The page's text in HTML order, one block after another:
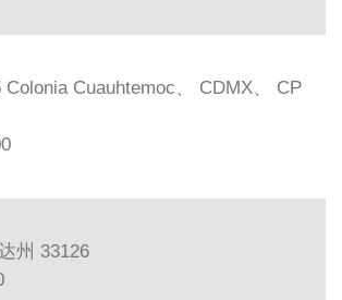
Colonia Cuauhtemoc、 CDMX、 CP
州 33126